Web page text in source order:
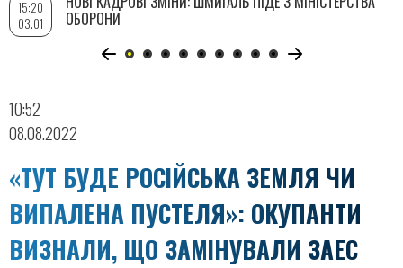
10:52
08.08.2022
«ТУТ БУДЕ РОСІЙСЬКА ЗЕМЛЯ ЧИ
ВИПАЛЕНА ПУСТЕЛЯ»: ОКУПАНТИ
ВИЗНАЛИ, ЩО ЗАМІНУВАЛИ ЗАЕС
15:20
03.01
ОБОРОНИ